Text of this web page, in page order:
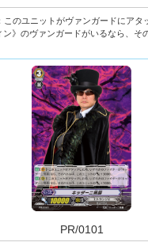
このユニットがヴァンガードにアタ
ン》のヴァンガードがいるなら、そ
PR/0101